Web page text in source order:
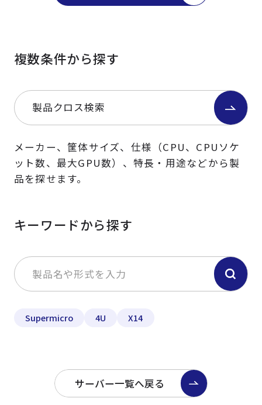
複数条件から探す
製品クロス検索
メーカー、筐体サイズ、仕様（CPU、CPUソケ
ット数、最大GPU数）、特長・用途などから製
品を探せます。
キーワードから探す
Supermicro 4U X14
サーバー一覧へ戻る